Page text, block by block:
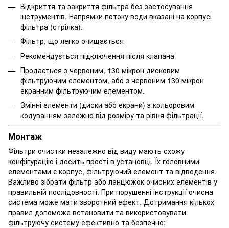
Відкриття та закриття фільтра без застосування
інструментів. Напрямки потоку води вказані на корпусі
фільтра (стрілка).
Фільтр, що легко очищається
Рекомендується підключення після клапана
Продається з червоним, 130 мікрон дисковим
фільтруючим елементом, або з червоним 130 мікрон
екранним фільтруючим елементом.
Змінні елементи (диски або екрани) з кольоровим
кодуванням залежно від розміру та рівня фільтрації.
Монтаж
Фільтри очистки незалежно від виду мають схожу
конфігурацію і досить прості в установці. Їх головними
елементами є корпус, фільтруючий елемент та відведення.
Важливо зібрати фільтр або ланцюжок очисних елементів у
правильній послідовності. При порушенні інструкції очисна
система може мати зворотний ефект. Дотримання кількох
правил допоможе встановити та використовувати
фільтруючу систему ефективно та безпечно: